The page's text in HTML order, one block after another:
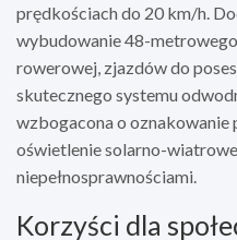
prędkościach do 20 km/h.
wybudowanie 48-
rowerowej, zjazdów do
skutecznego systemu
wzbogacona o oznakowanie
oświetlenie solarno-
niepełnosprawnościami.
Korzyści dla